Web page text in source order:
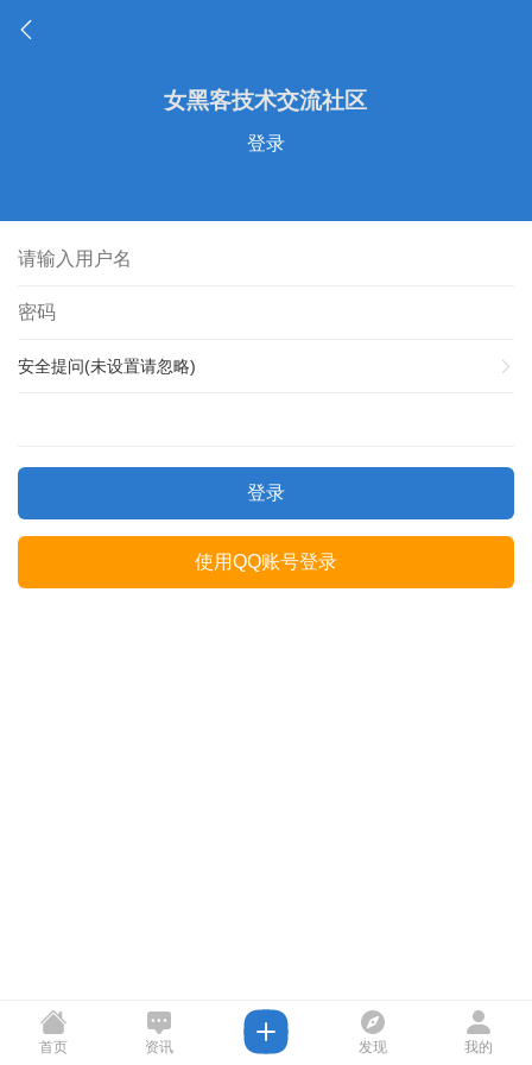
登录
安全提问(未设置请忽略)
登录
使用QQ账号登录
首页 资讯 发现 我的